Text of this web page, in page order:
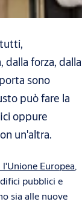
forza, dalla
sono
può fare la
oppure
un'altra.
Europea,
pubblici e
sia alle nuove